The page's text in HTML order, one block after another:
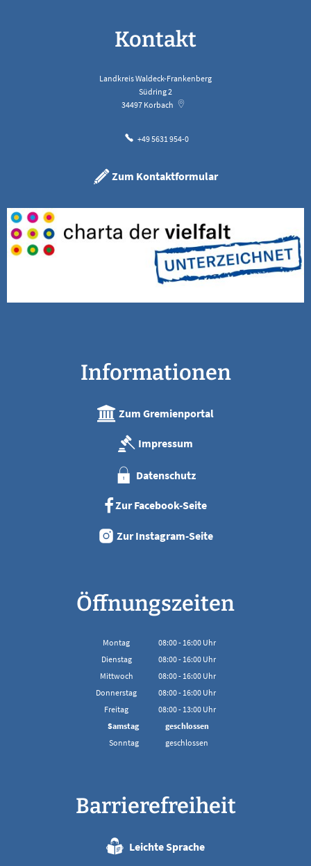
Kontakt
Landkreis Waldeck-Frankenberg
Südring 2
34497 Korbach
+49 5631 954-0
Zum Kontaktformular
Informationen
Zum Gremienportal
Impressum
Datenschutz
Zur Facebook-Seite
Zur Instagram-Seite
Öffnungszeiten
Montag 08:00- 16:00Uhr
Von 08:00 bis 16:00 Uhr
Dienstag 08:00- 16:00Uhr
Von 08:00 bis 16:00 Uhr
Mittwoch 08:00- 16:00Uhr
Von 08:00 bis 16:00 Uhr
Donnerstag 08:00- 16:00Uhr
Von 08:00 bis 16:00 Uhr
Freitag 08:00- 13:00Uhr
Von 08:00 bis 13:00 Uhr
Samstag
geschlossen
Sonntag
geschlossen
Barrierefreiheit
Leichte Sprache